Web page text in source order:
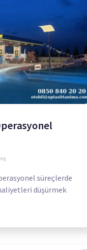
süreçlerde
düşürmek